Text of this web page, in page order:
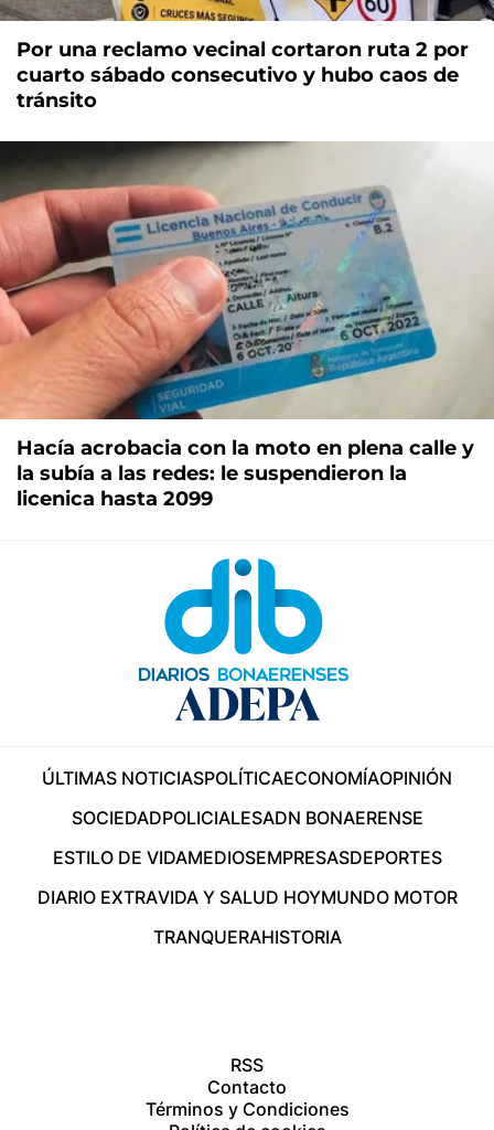
Por una reclamo vecinal cortaron ruta 2 por
cuarto sábado consecutivo y hubo caos de
tránsito
Hacía acrobacia con la moto en plena calle y
la subía a las redes: le suspendieron la
licenica hasta 2099
ÚLTIMAS NOTICIASPOLÍTICAECONOMÍAOPINIÓN
SOCIEDADPOLICIALESADN BONAERENSE
ESTILO DE VIDAMEDIOSEMPRESASDEPORTES
DIARIO EXTRAVIDA Y SALUD HOYMUNDO MOTOR
TRANQUERAHISTORIA
RSS
Contacto
Términos y Condiciones